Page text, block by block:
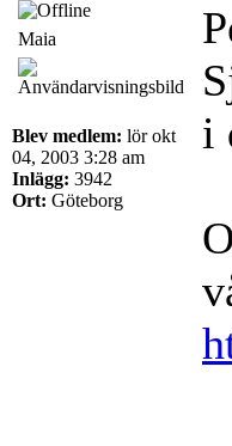
Maia
Blev medlem: lör okt
04, 2003 3:28 am
Inlägg: 3942
Ort: Göteborg
i